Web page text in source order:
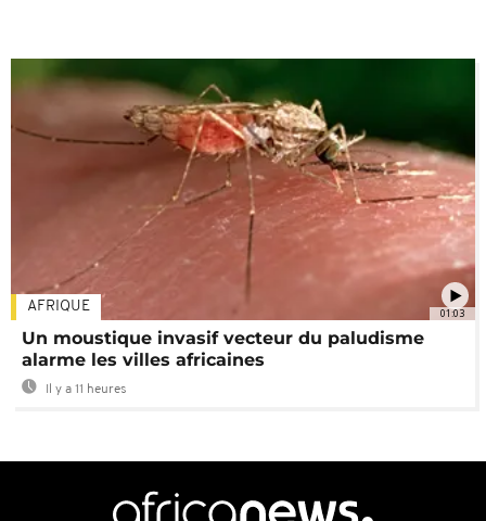
01:03
AFRIQUE
Un moustique invasif vecteur du paludisme
alarme les villes africaines
Il y a 11 heures